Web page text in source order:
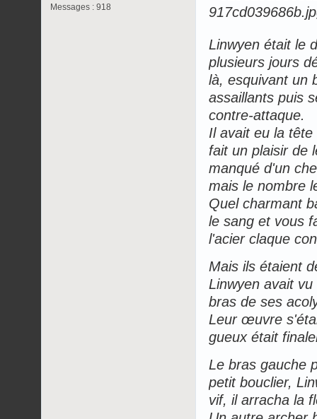
Messages : 918
Linwyen était le
plusieurs jours
là, esquivant un
assaillants puis
contre-attaque.
Il avait eu la
fait un plaisir de
manqué d'un
mais le nombre
Quel charmant
le sang et vous
l'acier claque
Mais ils étaient
Linwyen avait
bras de ses
Leur œuvre
gueux était
Le bras gauche
petit bouclier,
vif, il arracha la